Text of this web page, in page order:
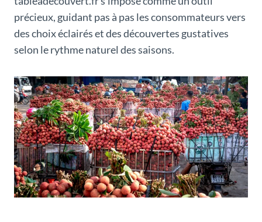
précieux, guidant pas à pas les consommateurs vers
des choix éclairés et des découvertes gustatives
selon le rythme naturel des saisons.